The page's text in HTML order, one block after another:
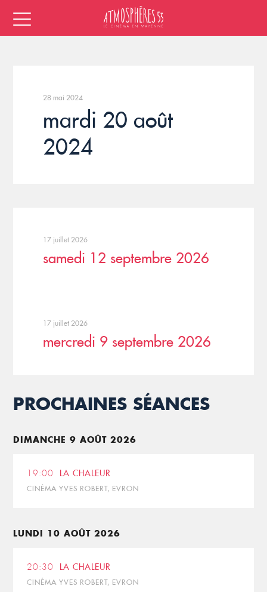
28 mai 2024
mardi 20 août
2024
17 juillet 2026
samedi 12 septembre 2026
17 juillet 2026
mercredi 9 septembre 2026
PROCHAINES SÉANCES
DIMANCHE 9 AOÛT 2026
19:00 LA CHALEUR
CINÉMA YVES ROBERT, EVRON
LUNDI 10 AOÛT 2026
20:30 LA CHALEUR
CINÉMA YVES ROBERT, EVRON